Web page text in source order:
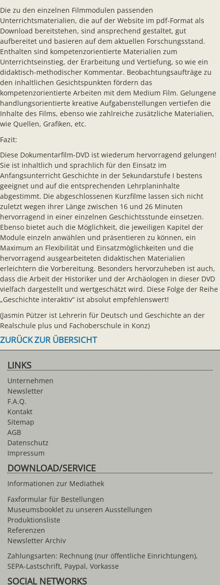
Die zu den einzelnen Filmmodulen passenden
Unterrichtsmaterialien, die auf der Website im pdf-Format als
Download bereitstehen, sind ansprechend gestaltet, gut
aufbereitet und basieren auf dem aktuellen Forschungsstand.
Enthalten sind kompetenzorientierte Materialien zum
Unterrichtseinstieg, der Erarbeitung und Vertiefung, so wie ein
didaktisch-methodischer Kommentar. Beobachtungsaufträge zu
den inhaltlichen Gesichtspunkten fördern das
kompetenzorientierte Arbeiten mit dem Medium Film. Gelungene
handlungsorientierte kreative Aufgabenstellungen vertiefen die
Inhalte des Films, ebenso wie zahlreiche zusätzliche Materialien,
wie Quellen, Grafiken, etc.
Fazit:
Diese Dokumentarfilm-DVD ist wiederum hervorragend gelungen!
Sie ist inhaltlich und sprachlich für den Einsatz im
Anfangsunterricht Geschichte in der Sekundarstufe I bestens
geeignet und auf die entsprechenden Lehrplaninhalte
abgestimmt. Die abgeschlossenen Kurzfilme lassen sich nicht
zuletzt wegen ihrer Länge zwischen 16 und 26 Minuten
hervorragend in einer einzelnen Geschichtsstunde einsetzen.
Ebenso bietet auch die Möglichkeit, die jeweiligen Kapitel der
Module einzeln anwählen und präsentieren zu können, ein
Maximum an Flexibilität und Einsatzmöglichkeiten und die
hervorragend ausgearbeiteten didaktischen Materialien
erleichtern die Vorbereitung. Besonders hervorzuheben ist auch,
dass die Arbeit der Historiker und der Archäologen in dieser DVD
vielfach dargestellt und wertgeschätzt wird. Diese Folge der Reihe
„Geschichte interaktiv“ ist absolut empfehlenswert!
(Jasmin Pützer ist Lehrerin für Deutsch und Geschichte an der
Realschule plus und Fachoberschule in Konz)
ZURÜCK ZUR ÜBERSICHT
LINKS
Unternehmen
Newsletter
F.A.Q.
Kontakt
Sitemap
AGB
Datenschutz
Impressum
DOWNLOAD/SERVICE
Informationen zur Mediathek
Faxformular für Bestellungen
Museumsbooklet zu unseren Ausstellungen
Produktionsliste
Referenzen
Newsletter Archiv
Zahlungsarten: Rechnung (nur öffentliche Einrichtungen),
SEPA-Lastschrift, Paypal, Vorkasse
SOCIAL NETWORKS